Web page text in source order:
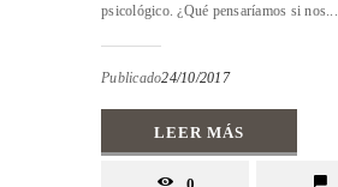
psicológico. ¿Qué pensaríamos si nos...
Publicado24/10/2017
LEER MÁS